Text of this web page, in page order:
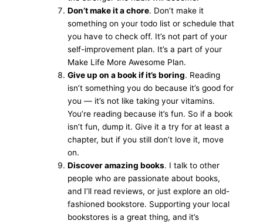
Don’t make it a chore. Don’t make it
something on your todo list or schedule that
you have to check off. It’s not part of your
self-improvement plan. It’s a part of your
Make Life More Awesome Plan.
Give up on a book if it’s boring. Reading
isn’t something you do because it’s good for
you — it’s not like taking your vitamins.
You’re reading because it’s fun. So if a book
isn’t fun, dump it. Give it a try for at least a
chapter, but if you still don’t love it, move
on.
Discover amazing books. I talk to other
people who are passionate about books,
and I’ll read reviews, or just explore an old-
fashioned bookstore. Supporting your local
bookstores is a great thing, and it’s